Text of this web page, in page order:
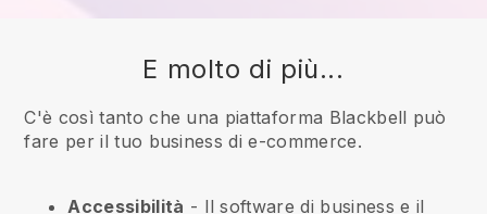
E molto di più...
C'è così tanto che una piattaforma Blackbell può
fare per il tuo business di e-commerce.
Accessibilità - Il software di business e il